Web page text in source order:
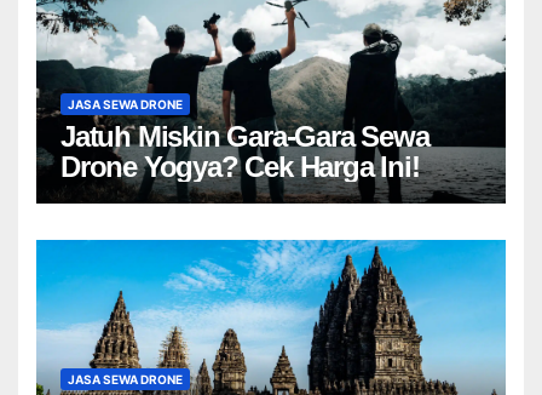
JASA SEWA DRONE
Jatuh Miskin Gara-Gara Sewa
Drone Yogya? Cek Harga Ini!
JASA SEWA DRONE